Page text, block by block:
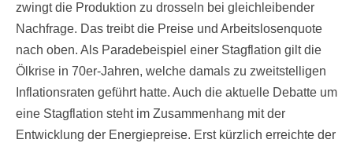
zwingt die Produktion zu drosseln bei gleichleibender
Nachfrage. Das treibt die Preise und Arbeitslosenquote
nach oben. Als Paradebeispiel einer Stagflation gilt die
Ölkrise in 70er-Jahren, welche damals zu zweitstelligen
Inflationsraten geführt hatte. Auch die aktuelle Debatte um
eine Stagflation steht im Zusammenhang mit der
Entwicklung der Energiepreise. Erst kürzlich erreichte der